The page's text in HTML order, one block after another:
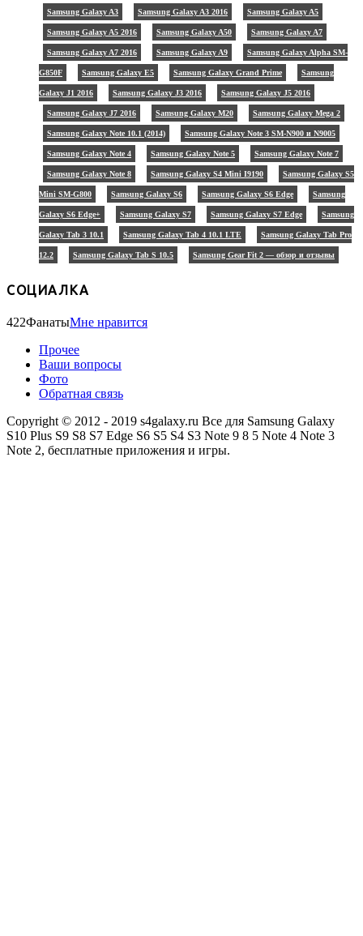
Samsung Galaxy A3 Samsung Galaxy A3 2016 Samsung Galaxy A5
Samsung Galaxy A5 2016 Samsung Galaxy A50 Samsung Galaxy A7
Samsung Galaxy A7 2016 Samsung Galaxy A9 Samsung Galaxy Alpha SM-
G850F Samsung Galaxy E5 Samsung Galaxy Grand Prime Samsung
Galaxy J1 2016 Samsung Galaxy J3 2016 Samsung Galaxy J5 2016
Samsung Galaxy J7 2016 Samsung Galaxy M20 Samsung Galaxy Mega 2
Samsung Galaxy Note 10.1 (2014) Samsung Galaxy Note 3 SM-N900 и N9005
Samsung Galaxy Note 4 Samsung Galaxy Note 5 Samsung Galaxy Note 7
Samsung Galaxy Note 8 Samsung Galaxy S4 Mini I9190 Samsung Galaxy S5
Mini SM-G800 Samsung Galaxy S6 Samsung Galaxy S6 Edge Samsung
Galaxy S6 Edge+ Samsung Galaxy S7 Samsung Galaxy S7 Edge Samsung
Galaxy Tab 3 10.1 Samsung Galaxy Tab 4 10.1 LTE Samsung Galaxy Tab Pro
12.2 Samsung Galaxy Tab S 10.5 Samsung Gear Fit 2 — обзор и отзывы
СОЦИАЛКА
422ФанатыМне нравится
Прочее
Ваши вопросы
Фото
Обратная связь
Copyright © 2012 - 2019 s4galaxy.ru Все для Samsung Galaxy
S10 Plus S9 S8 S7 Edge S6 S5 S4 S3 Note 9 8 5 Note 4 Note 3
Note 2, бесплатные приложения и игры.